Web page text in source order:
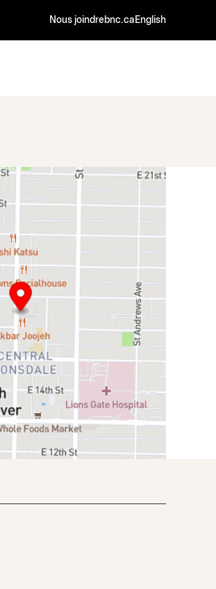
Nous joindrebnc.ca English